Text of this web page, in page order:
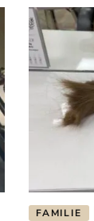
FAMILIE